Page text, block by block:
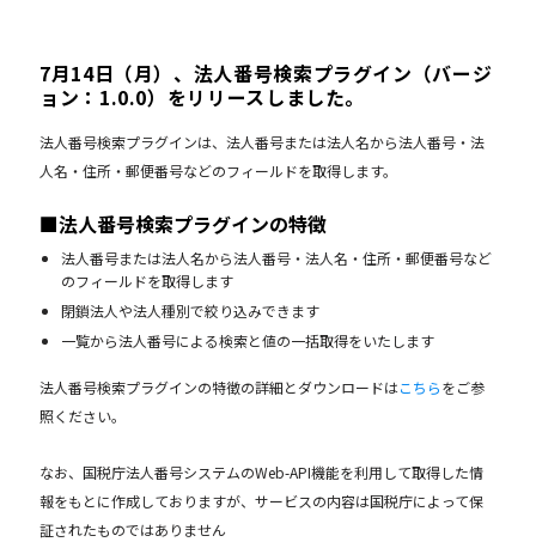
7月14日（月）、法人番号検索プラグイン（バージ
ョン：1.0.0）をリリースしました。
法人番号検索プラグインは、法人番号または法人名から法人番号・法
人名・住所・郵便番号などのフィールドを取得します。
■法人番号検索プラグインの特徴
法人番号または法人名から法人番号・法人名・住所・郵便番号など
のフィールドを取得します
閉鎖法人や法人種別で絞り込みできます
一覧から法人番号による検索と値の一括取得をいたします
法人番号検索プラグインの特徴の詳細とダウンロードはこちらをご参
照ください。
なお、国税庁法人番号システムのWeb-API機能を利用して取得した情
報をもとに作成しておりますが、サービスの内容は国税庁によって保
証されたものではありません